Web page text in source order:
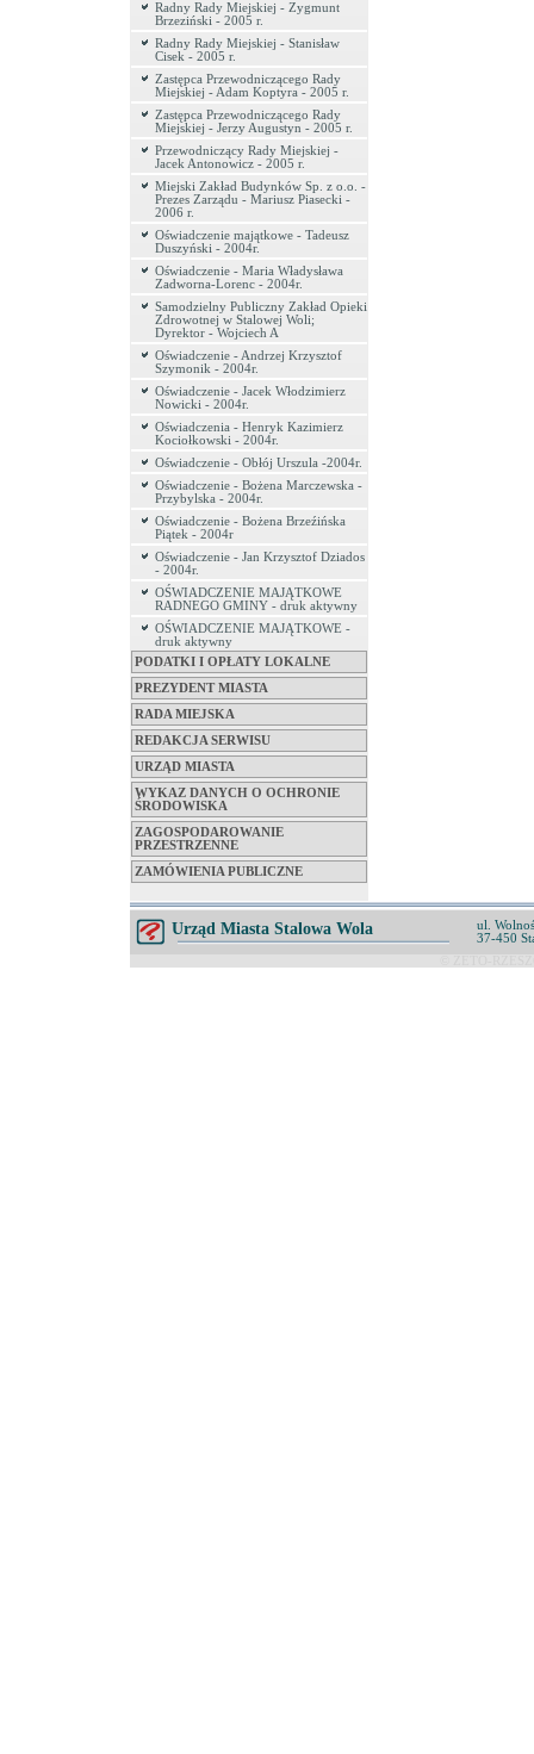
Radny Rady Miejskiej - Zygmunt
Brzeziński - 2005 r.
Radny Rady Miejskiej - Stanisław
Cisek - 2005 r.
Zastępca Przewodniczącego Rady
Miejskiej - Adam Koptyra - 2005 r.
Zastępca Przewodniczącego Rady
Miejskiej - Jerzy Augustyn - 2005 r.
Przewodniczący Rady Miejskiej -
Jacek Antonowicz - 2005 r.
Miejski Zakład Budynków Sp. z o.o. -
Prezes Zarządu - Mariusz Piasecki -
2006 r.
Oświadczenie majątkowe - Tadeusz
Duszyński - 2004r.
Oświadczenie - Maria Władysława
Zadworna-Lorenc - 2004r.
Samodzielny Publiczny Zakład Opieki
Zdrowotnej w Stalowej Woli;
Dyrektor - Wojciech A
Oświadczenie - Andrzej Krzysztof
Szymonik - 2004r.
Oświadczenie - Jacek Włodzimierz
Nowicki - 2004r.
Oświadczenia - Henryk Kazimierz
Kociołkowski - 2004r.
Oświadczenie - Obłój Urszula -2004r.
Oświadczenie - Bożena Marczewska -
Przybylska - 2004r.
Oświadczenie - Bożena Brzeźińska
Piątek - 2004r
Oświadczenie - Jan Krzysztof Dziados
- 2004r.
OŚWIADCZENIE MAJĄTKOWE
RADNEGO GMINY - druk aktywny
OŚWIADCZENIE MAJĄTKOWE -
druk aktywny
PODATKI I OPŁATY LOKALNE
PREZYDENT MIASTA
RADA MIEJSKA
REDAKCJA SERWISU
URZĄD MIASTA
WYKAZ DANYCH O OCHRONIE
ŚRODOWISKA
ZAGOSPODAROWANIE
PRZESTRZENNE
ZAMÓWIENIA PUBLICZNE
Urząd Miasta Stalowa Wola
ul.
37-450